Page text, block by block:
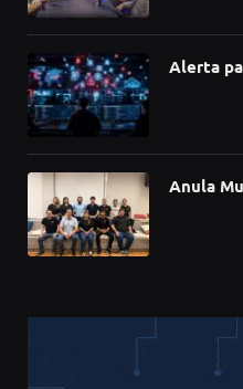
Alerta
Anula